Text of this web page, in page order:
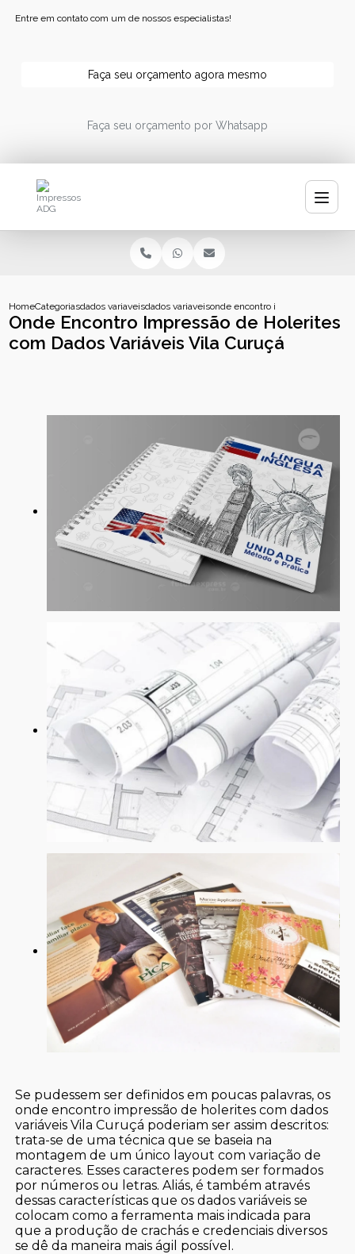
Entre em contato com um de nossos especialistas!
Faça seu orçamento agora mesmo
Faça seu orçamento por Whatsapp
HomeCategoriasdados variaveisdados variaveis impressaoonde encontro impressao de
Onde Encontro Impressão de Holerites
com Dados Variáveis Vila Curuçá
Se pudessem ser definidos em poucas palavras, os
onde encontro impressão de holerites com dados
variáveis Vila Curuçá poderiam ser assim descritos:
trata-se de uma técnica que se baseia na
montagem de um único layout com variação de
caracteres. Esses caracteres podem ser formados
por números ou letras. Aliás, é também através
dessas características que os dados variáveis se
colocam como a ferramenta mais indicada para
que a produção de crachás e credenciais diversos
se dê da maneira mais ágil possível.